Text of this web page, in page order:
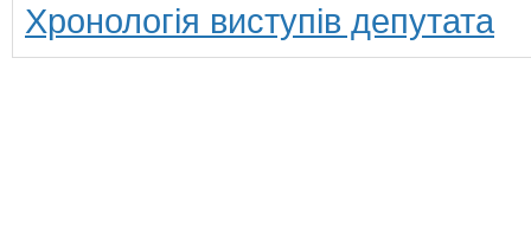
Хронологія виступів депутата